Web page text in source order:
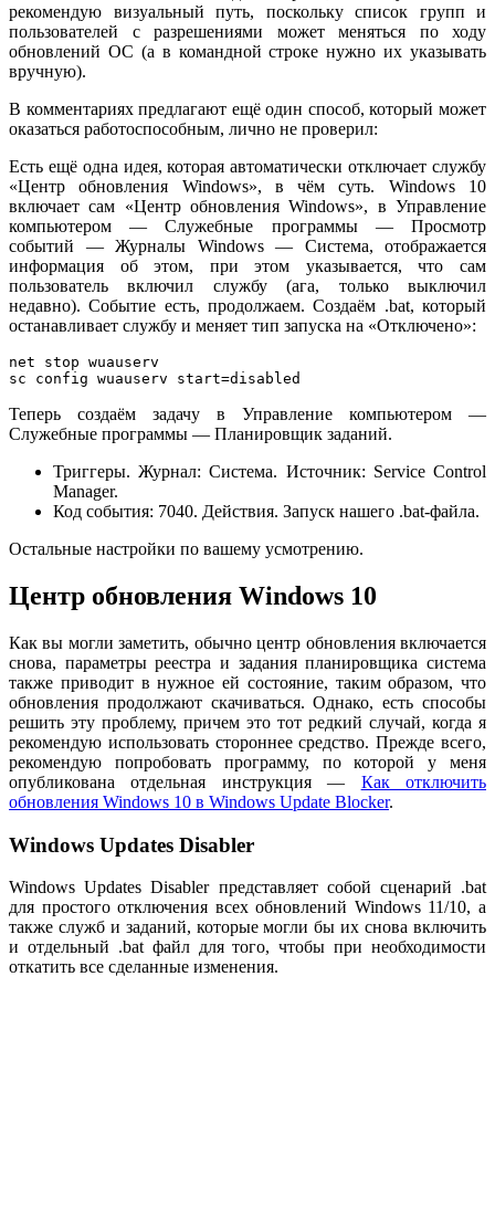
рекомендую визуальный путь, поскольку список групп и
пользователей с разрешениями может меняться по ходу
обновлений ОС (а в командной строке нужно их указывать
вручную).
В комментариях предлагают ещё один способ, который может
оказаться работоспособным, лично не проверил:
Есть ещё одна идея, которая автоматически отключает службу
«Центр обновления Windows», в чём суть. Windows 10
включает сам «Центр обновления Windows», в Управление
компьютером — Служебные программы — Просмотр
событий — Журналы Windows — Система, отображается
информация об этом, при этом указывается, что сам
пользователь включил службу (ага, только выключил
недавно). Событие есть, продолжаем. Создаём .bat, который
останавливает службу и меняет тип запуска на «Отключено»:
net stop wuauserv
sc config wuauserv start=disabled
Теперь создаём задачу в Управление компьютером —
Служебные программы — Планировщик заданий.
Триггеры. Журнал: Система. Источник: Service Control
Manager.
Код события: 7040. Действия. Запуск нашего .bat-файла.
Остальные настройки по вашему усмотрению.
Центр обновления Windows 10
Как вы могли заметить, обычно центр обновления включается
снова, параметры реестра и задания планировщика система
также приводит в нужное ей состояние, таким образом, что
обновления продолжают скачиваться. Однако, есть способы
решить эту проблему, причем это тот редкий случай, когда я
рекомендую использовать стороннее средство. Прежде всего,
рекомендую попробовать программу, по которой у меня
опубликована отдельная инструкция — Как отключить
обновления Windows 10 в Windows Update Blocker.
Windows Updates Disabler
Windows Updates Disabler представляет собой сценарий .bat
для простого отключения всех обновлений Windows 11/10, а
также служб и заданий, которые могли бы их снова включить
и отдельный .bat файл для того, чтобы при необходимости
откатить все сделанные изменения.